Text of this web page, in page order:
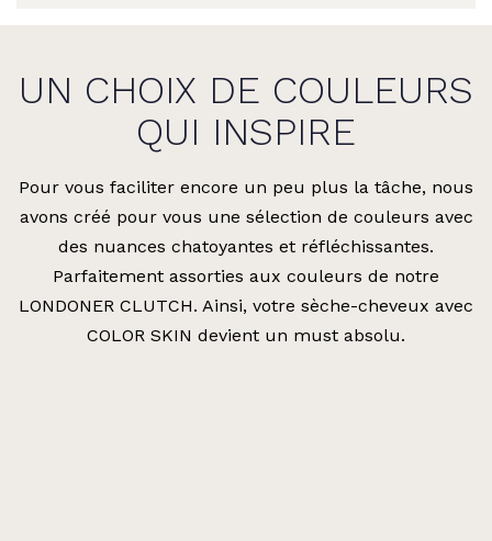
UN CHOIX DE COULEURS
QUI INSPIRE
Pour vous faciliter encore un peu plus la tâche, nous
avons créé pour vous une sélection de couleurs avec
des nuances chatoyantes et réfléchissantes.
Parfaitement assorties aux couleurs de notre
LONDONER CLUTCH. Ainsi, votre sèche-cheveux avec
COLOR SKIN devient un must absolu.